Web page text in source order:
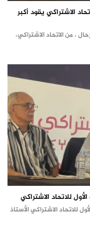
للاتحاد الاشتراكي يقود أكبر
، من الاتحاد الاشتراكي،
للاتحاد الاشتراكي
للاتحاد الاشتراكي الأستاذ